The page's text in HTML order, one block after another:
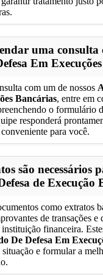
uma consulta
Em
com um de nossos
Bancárias, entre em
o formulário
responderá
para você.
são necessários
de Execução
como extratos
de transações e
financeira.
De Defesa Em
e formular a